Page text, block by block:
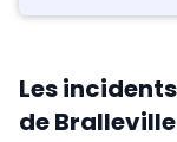
Les
de Bralleville